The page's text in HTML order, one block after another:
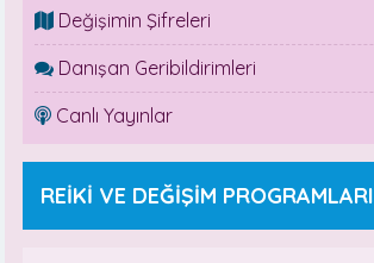
Değişimin Şifreleri
Danışan Geribildirimleri
Canlı Yayınlar
REİKİ VE DEĞİŞİM PROGRAMLARI